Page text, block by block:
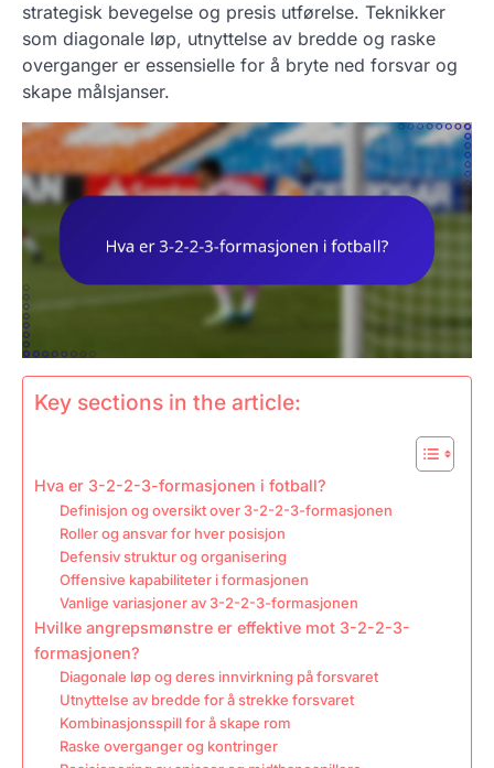
strategisk bevegelse og presis utførelse. Teknikker
som diagonale løp, utnyttelse av bredde og raske
overganger er essensielle for å bryte ned forsvar og
skape målsjanser.
Key sections in the article:
Hva er 3-2-2-3-formasjonen i fotball?
Definisjon og oversikt over 3-2-2-3-formasjonen
Roller og ansvar for hver posisjon
Defensiv struktur og organisering
Offensive kapabiliteter i formasjonen
Vanlige variasjoner av 3-2-2-3-formasjonen
Hvilke angrepsmønstre er effektive mot 3-2-2-3-
formasjonen?
Diagonale løp og deres innvirkning på forsvaret
Utnyttelse av bredde for å strekke forsvaret
Kombinasjonsspill for å skape rom
Raske overganger og kontringer